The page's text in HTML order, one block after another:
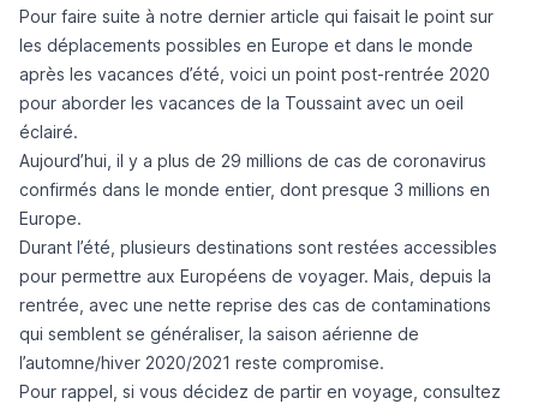
Pour faire suite à notre dernier article qui faisait le point sur
les déplacements possibles en Europe et dans le monde
après les vacances d’été, voici un point post-rentrée 2020
pour aborder les vacances de la Toussaint avec un oeil
éclairé.
Aujourd’hui, il y a plus de 29 millions de cas de coronavirus
confirmés dans le monde entier, dont presque 3 millions en
Europe.
Durant l’été, plusieurs destinations sont restées accessibles
pour permettre aux Européens de voyager. Mais, depuis la
rentrée, avec une nette reprise des cas de contaminations
qui semblent se généraliser, la saison aérienne de
l’automne/hiver 2020/2021 reste compromise.
Pour rappel, si vous décidez de partir en voyage, consultez